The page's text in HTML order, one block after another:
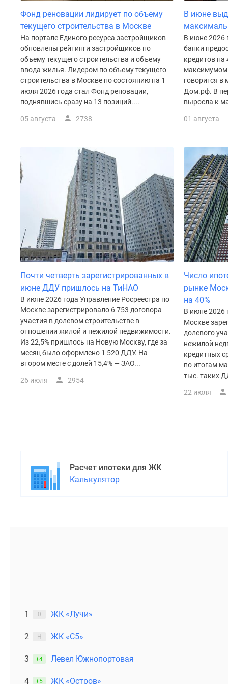
Траншевая
ипотека
коттеджи
Москве
Готовые
коттеджные
поселки
Коттеджные
поселки
водоема
Коттеджные
ипотеку
Бизнес-
центры
Коттеджи
Скидки
Фонд реновации лидирует по объему
текущего строительства в Москве
На портале Единого ресурса застройщиков
обновлены рейтинги застройщиков по
объему текущего строительства и объему
ввода жилья. Лидером по объему текущего
строительства в Москве по состоянию на 1
июля 2026 года стал Фонд реновации,
поднявшись сразу на 13 позиций....
05 августа 2738
В июне
В июне 2026
банки
кредитов на
максимумом
говорится в
Дом.рф. В
выросла к
01 августа
Почти четверть зарегистрированных в
июне ДДУ пришлось на ТиНАО
В июне 2026 года Управление Росреестра по
Москве зарегистрировало 6 753 договора
участия в долевом строительстве в
отношении жилой и нежилой недвижимости.
Из 22,5% пришлось на Новую Москву, где за
месяц было оформлено 1 520 ДДУ. На
втором месте с долей 15,4% — ЗАО...
26 июля 2954
Число
рынке
на 40%
В июне 2026
Москве
долевого
нежилой
кредитных
по итогам
тыс. таких
22 июля
Расчет ипотеки для ЖК
Калькулятор
1 0 ЖК «Лучи»
2 Н ЖК «С5»
3 +4 Левел Южнопортовая
4 +5 ЖК «Остров»